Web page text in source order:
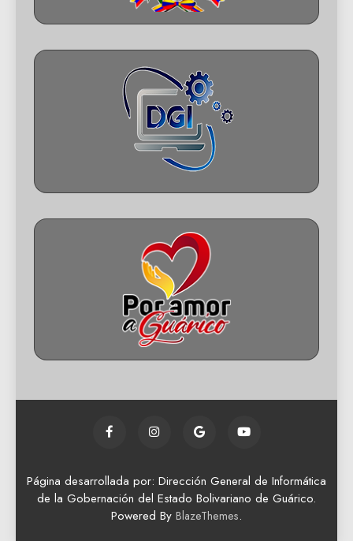
Página desarrollada por: Dirección General de Informática
de la Gobernación del Estado Bolivariano de Guárico.
Powered By BlazeThemes.